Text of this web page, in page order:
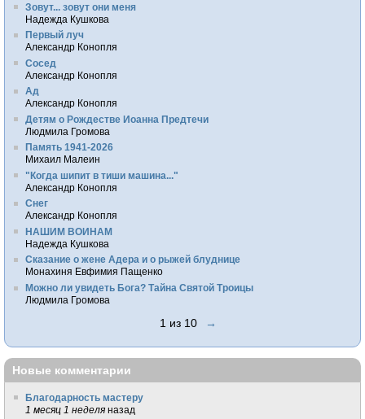
Зовут... зовут они меня
Надежда Кушкова
Первый луч
Александр Конопля
Сосед
Александр Конопля
Ад
Александр Конопля
Детям о Рождестве Иоанна Предтечи
Людмила Громова
Память 1941-2026
Михаил Малеин
"Когда шипит в тиши машина..."
Александр Конопля
Снег
Александр Конопля
НАШИМ ВОИНАМ
Надежда Кушкова
Сказание о жене Адера и о рыжей блуднице
Монахиня Евфимия Пащенко
Можно ли увидеть Бога? Тайна Святой Троицы
Людмила Громова
1 из 10 →
Новые комментарии
Благодарность мастеру
1 месяц 1 неделя назад